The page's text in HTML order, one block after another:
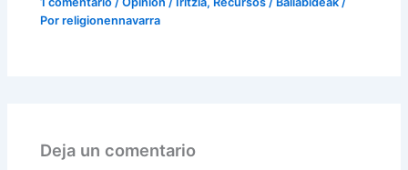
Porreligionennavarra
Deja un comentario